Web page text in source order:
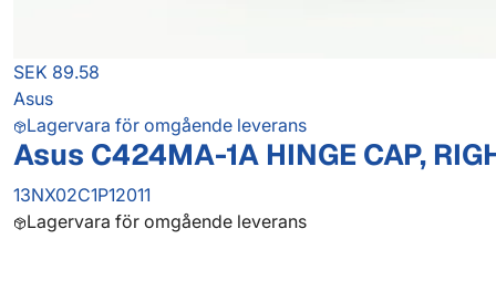
SEK 89.58
Asus
Lagervara för omgående leverans
Asus C424MA-1A HINGE CAP,
13NX02C1P12011
Lagervara för omgående leverans